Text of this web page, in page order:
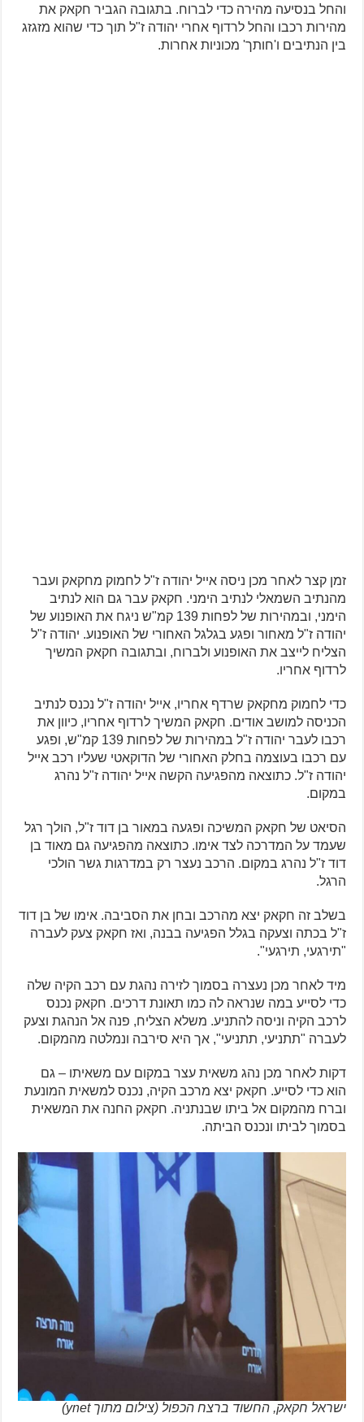
והחל בנסיעה מהירה כדי לברוח. בתגובה הגביר חקאק את
מהירות רכבו והחל לרדוף אחרי יהודה ז"ל תוך כדי שהוא מזגזג
בין הנתיבים ו'חותך' מכוניות אחרות.
זמן קצר לאחר מכן ניסה אייל יהודה ז"ל לחמוק מחקאק ועבר
מהנתיב השמאלי לנתיב הימני. חקאק עבר גם הוא לנתיב
הימני, ובמהירות של לפחות 139 קמ"ש ניגח את האופנוע של
יהודה ז"ל מאחור ופגע בגלגל האחורי של האופנוע. יהודה ז"ל
הצליח לייצב את האופנוע ולברוח, ובתגובה חקאק המשיך
לרדוף אחריו.
כדי לחמוק מחקאק שרדף אחריו, אייל יהודה ז"ל נכנס לנתיב
הכניסה למושב אודים. חקאק המשיך לרדוף אחריו, כיוון את
רכבו לעבר יהודה ז"ל במהירות של לפחות 139 קמ"ש, ופגע
עם רכבו בעוצמה בחלק האחורי של הדוקאטי שעליו רכב אייל
יהודה ז"ל. כתוצאה מהפגיעה הקשה אייל יהודה ז"ל נהרג
במקום.
הסיאט של חקאק המשיכה ופגעה במאור בן דוד ז"ל, הולך רגל
שעמד על המדרכה לצד אימו. כתוצאה מהפגיעה גם מאוד בן
דוד ז"ל נהרג במקום. הרכב נעצר רק במדרגות גשר הולכי
הרגל.
בשלב זה חקאק יצא מהרכב ובחן את הסביבה. אימו של בן דוד
ז"ל בכתה וצעקה בגלל הפגיעה בבנה, ואז חקאק צעק לעברה
"תירגעי, תירגעי".
מיד לאחר מכן נעצרה בסמוך לזירה נהגת עם רכב הקיה שלה
כדי לסייע במה שנראה לה כמו תאונת דרכים. חקאק נכנס
לרכב הקיה וניסה להתניע. משלא הצליח, פנה אל הנהגת וצעק
לעברה "תתניעי, תתניעי", אך היא סירבה ונמלטה מהמקום.
דקות לאחר מכן נהג משאית עצר במקום עם משאיתו – גם
הוא כדי לסייע. חקאק יצא מרכב הקיה, נכנס למשאית המונעת
וברח מהמקום אל ביתו שבנתניה. חקאק החנה את המשאית
בסמוך לביתו ונכנס הביתה.
ישראל חקאק, החשוד ברצח הכפול (צילום מתוך ynet)